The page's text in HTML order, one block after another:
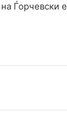
Ѓорчевски е